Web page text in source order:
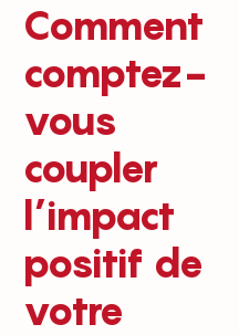
Comment
comptez-
vous
coupler
l’impact
positif de
votre